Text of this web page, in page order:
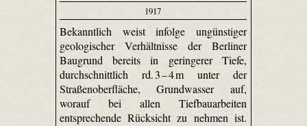
1917
Bekanntlich weist infolge ungünstiger
geologischer Verhältnisse der Berliner
Baugrund bereits in geringerer Tiefe,
durchschnittlich rd. 3 – 4 m unter der
Straßenoberfläche, Grundwasser auf,
worauf bei allen Tiefbauarbeiten
entsprechende Rücksicht zu nehmen ist.